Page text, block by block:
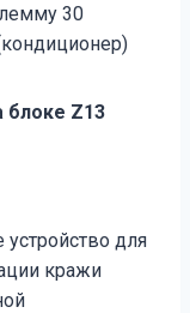
30
блоке Z13
для
кражи